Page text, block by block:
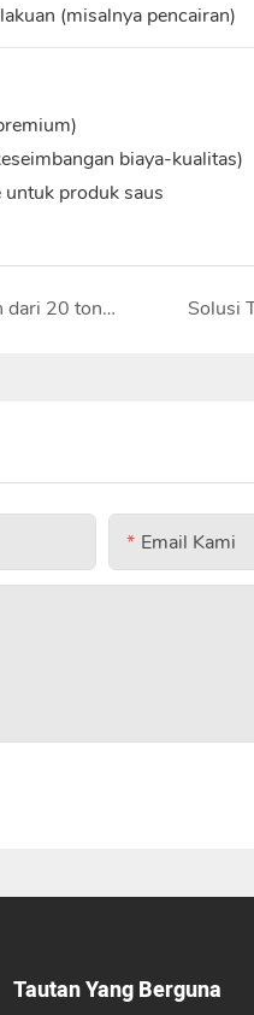
(misalnya pencairan)
biaya-kualitas)
produk saus
Kasus pengeringan harian lebih dari 20 ton cabai
Email Kami
Tautan Yang Berguna